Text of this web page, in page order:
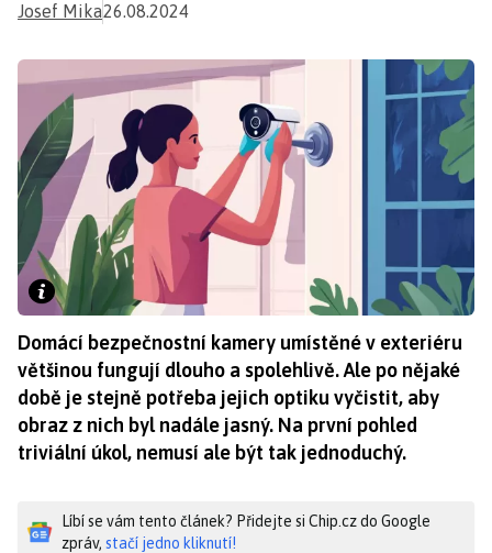
Josef Mika26.08.2024
Domácí bezpečnostní kamery umístěné v exteriéru
většinou fungují dlouho a spolehlivě. Ale po nějaké
době je stejně potřeba jejich optiku vyčistit, aby
obraz z nich byl nadále jasný. Na první pohled
triviální úkol, nemusí ale být tak jednoduchý.
Líbí se vám tento článek? Přidejte si Chip.cz do Google
zpráv, stačí jedno kliknutí!